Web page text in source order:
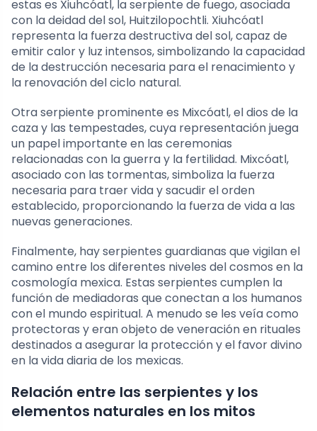
estas es Xiuhcóatl, la serpiente de fuego, asociada
con la deidad del sol, Huitzilopochtli. Xiuhcóatl
representa la fuerza destructiva del sol, capaz de
emitir calor y luz intensos, simbolizando la capacidad
de la destrucción necesaria para el renacimiento y
la renovación del ciclo natural.
Otra serpiente prominente es Mixcóatl, el dios de la
caza y las tempestades, cuya representación juega
un papel importante en las ceremonias
relacionadas con la guerra y la fertilidad. Mixcóatl,
asociado con las tormentas, simboliza la fuerza
necesaria para traer vida y sacudir el orden
establecido, proporcionando la fuerza de vida a las
nuevas generaciones.
Finalmente, hay serpientes guardianas que vigilan el
camino entre los diferentes niveles del cosmos en la
cosmología mexica. Estas serpientes cumplen la
función de mediadoras que conectan a los humanos
con el mundo espiritual. A menudo se les veía como
protectoras y eran objeto de veneración en rituales
destinados a asegurar la protección y el favor divino
en la vida diaria de los mexicas.
Relación entre las serpientes y los
elementos naturales en los mitos